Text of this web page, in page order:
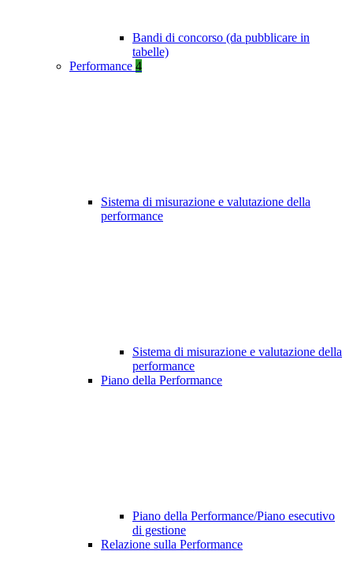
Bandi di concorso (da pubblicare in
tabelle)
Performance 4
Sistema di misurazione e valutazione della
performance
Sistema di misurazione e valutazione della
performance
Piano della Performance
Piano della Performance/Piano esecutivo
di gestione
Relazione sulla Performance